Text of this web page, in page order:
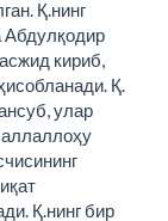
Қ.нинг
Абдулқодир
кириб,
Қ.
улар
Қ.нинг бир